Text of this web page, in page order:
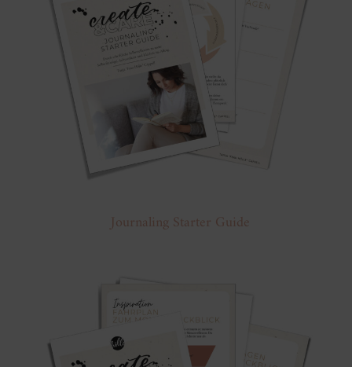
Journaling Starter Guide